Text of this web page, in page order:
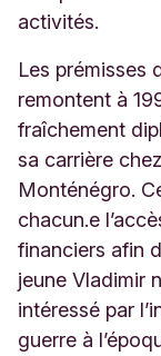
activités.
Les prémisses
remontent à
fraîchement
sa carrière
Monténégro.
chacun.e
financiers afin
jeune Vladimir
intéressé par
guerre à